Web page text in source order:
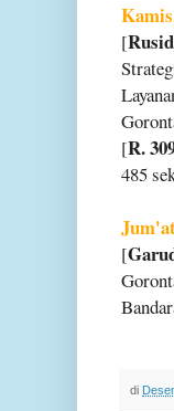
[
[R.
485
[
di